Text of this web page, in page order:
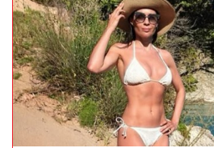
Voditeljki RTS-a TELO CELO U
u bikini i pokazala RASNE
popustile kočnice, slike sa
"ON JE MOJ
USREĆIO"
emotivnija!
Juriću
Eminu Jahović je